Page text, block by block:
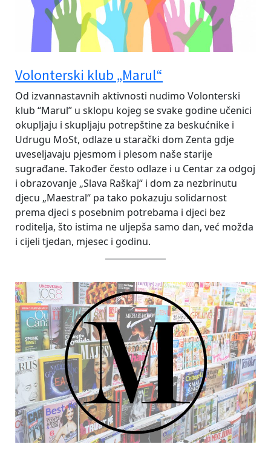
Volonterski klub „Marul“
Od izvannastavnih aktivnosti nudimo Volonterski
klub “Marul” u sklopu kojeg se svake godine učenici
okupljaju i skupljaju potrepštine za beskućnike i
Udrugu MoSt, odlaze u starački dom Zenta gdje
uveseljavaju pjesmom i plesom naše starije
sugrađane. Također često odlaze i u Centar za odgoj
i obrazovanje „Slava Raškaj“ i dom za nezbrinutu
djecu „Maestral“ pa tako pokazuju solidarnost
prema djeci s posebnim potrebama i djeci bez
roditelja, što istima ne uljepša samo dan, već možda
i cijeli tjedan, mjesec i godinu.